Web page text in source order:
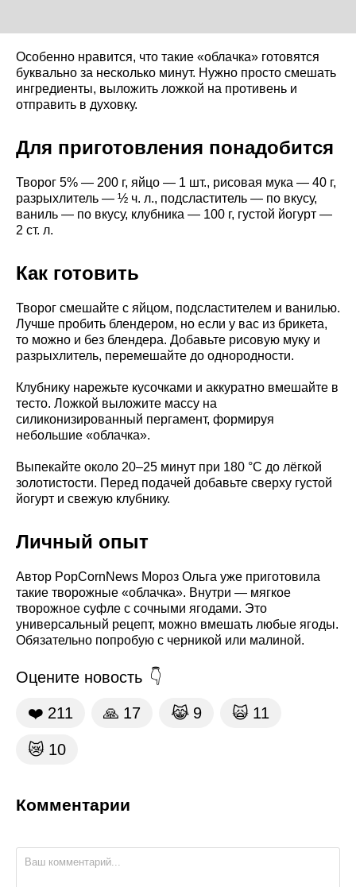
Особенно нравится, что такие «облачка» готовятся
буквально за несколько минут. Нужно просто смешать
ингредиенты, выложить ложкой на противень и
отправить в духовку.
Для приготовления понадобится
Творог 5% — 200 г, яйцо — 1 шт., рисовая мука — 40 г,
разрыхлитель — ½ ч. л., подсластитель — по вкусу,
ваниль — по вкусу, клубника — 100 г, густой йогурт —
2 ст. л.
Как готовить
Творог смешайте с яйцом, подсластителем и ванилью.
Лучше пробить блендером, но если у вас из брикета,
то можно и без блендера. Добавьте рисовую муку и
разрыхлитель, перемешайте до однородности.
Клубнику нарежьте кусочками и аккуратно вмешайте в
тесто. Ложкой выложите массу на
силиконизированный пергамент, формируя
небольшие «облачка».
Выпекайте около 20–25 минут при 180 °C до лёгкой
золотистости. Перед подачей добавьте сверху густой
йогурт и свежую клубнику.
Личный опыт
Автор PopCornNews Мороз Ольга уже приготовила
такие творожные «облачка». Внутри — мягкое
творожное суфле с сочными ягодами. Это
универсальный рецепт, можно вмешать любые ягоды.
Обязательно попробую с черникой или малиной.
Оцените новость
❤️ 211 🙏 17 😹 9 🙀 11
😿 10
Комментарии